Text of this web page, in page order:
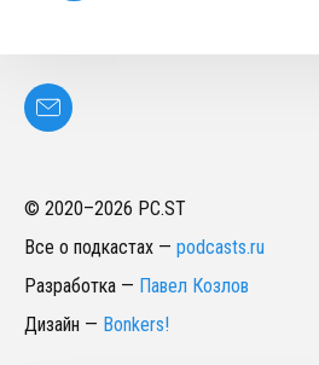
© 2020–2026 PC.ST
Все о подкастах — podcasts.ru
Разработка — Павел Козлов
Дизайн — Bonkers!